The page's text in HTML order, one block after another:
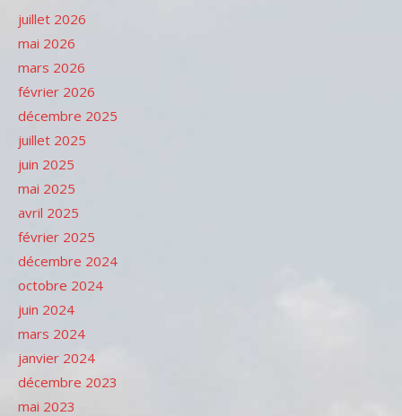
juillet 2026
mai 2026
mars 2026
février 2026
décembre 2025
juillet 2025
juin 2025
mai 2025
avril 2025
février 2025
décembre 2024
octobre 2024
juin 2024
mars 2024
janvier 2024
décembre 2023
mai 2023